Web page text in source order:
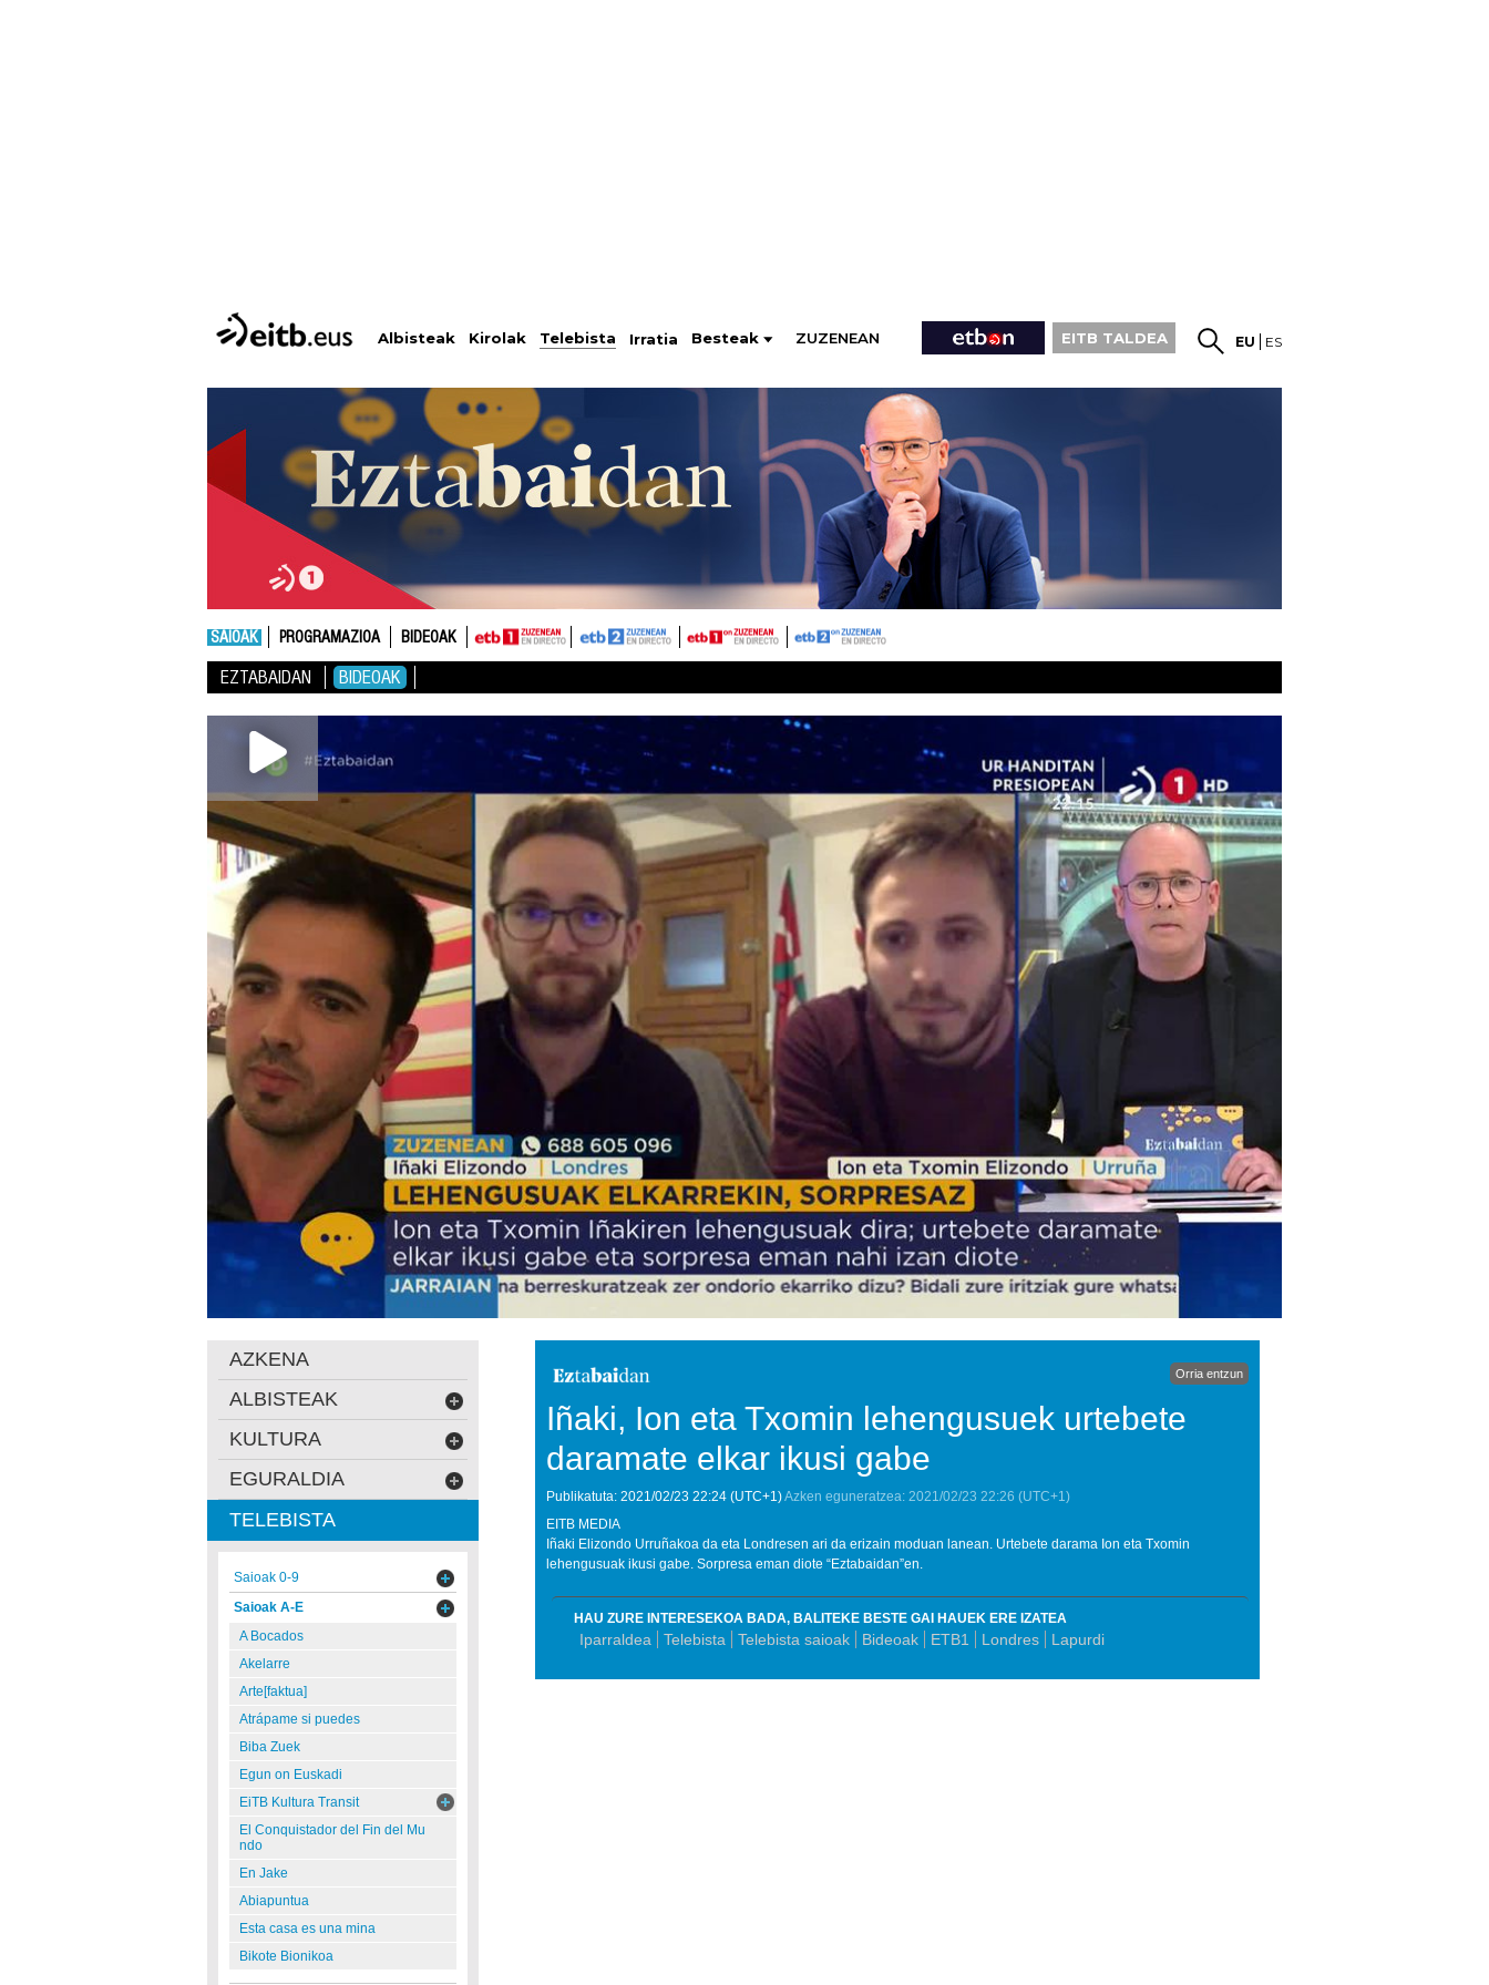
Albisteak Kirolak Telebista Irratia Besteak ZUZENEAN EITB TALDEA EU ES
SAIOAK PROGRAMAZIOA BIDEOAK
EZTABAIDAN BIDEOAK
Orria entzun
Iñaki, Ion eta Txomin lehengusuek urtebete
daramate elkar ikusi gabe
Publikatuta: 2021/02/23 22:24 (UTC+1)Azken eguneratzea: 2021/02/23 22:26 (UTC+1)
EITB MEDIA
Iñaki Elizondo Urruñakoa da eta Londresen ari da erizain moduan lanean. Urtebete darama Ion eta Txomin
lehengusuak ikusi gabe. Sorpresa eman diote “Eztabaidan”en.
HAU ZURE INTERESEKOA BADA, BALITEKE BESTE GAI HAUEK ERE IZATEA
Iparraldea Telebista Telebista saioak Bideoak ETB1 Londres Lapurdi
AZKENA
ALBISTEAK
KULTURA
EGURALDIA
TELEBISTA
Saioak 0-9
Saioak A-E
A Bocados
Akelarre
Arte[faktua]
Atrápame si puedes
Biba Zuek
Egun on Euskadi
EiTB Kultura Transit
El Conquistador del Fin del Mu
ndo
En Jake
Abiapuntua
Esta casa es una mina
Bikote Bionikoa